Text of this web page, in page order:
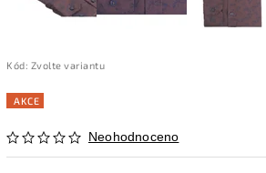
Kód: Zvolte variantu
AKCE
Neohodnoceno